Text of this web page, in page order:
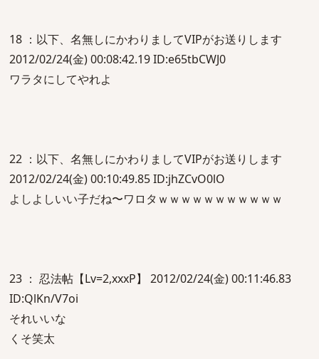
18 ：以下、名無しにかわりましてVIPがお送りします
2012/02/24(金) 00:08:42.19 ID:e65tbCWJ0
ワラタにしてやれよ
22 ：以下、名無しにかわりましてVIPがお送りします
2012/02/24(金) 00:10:49.85 ID:jhZCvO0lO
よしよしいい子だね〜ワロタｗｗｗｗｗｗｗｗｗｗｗ
23 ： 忍法帖【Lv=2,xxxP】 2012/02/24(金) 00:11:46.83
ID:QlKn/V7oi
それいいな
くそ笑太